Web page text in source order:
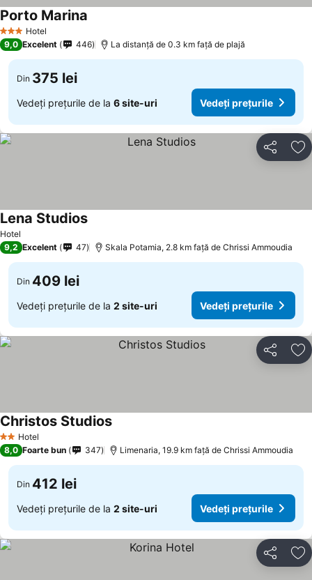
3 SteleHotel
Porto Marina
9,0 Excelent 446 La distanță de 0.3 km față de plajă
Din 375 lei
Vedeți prețurile de la 6 site-uri Vedeți prețurile
Distribuiți
Hotel
Lena Studios
9,2 Excelent 47 Skala Potamia, 2.8 km faţă de Chrissi Ammoudia
Din 409 lei
Vedeți prețurile de la 2 site-uri Vedeți prețurile
Distribuiți
2 SteleHotel
Christos Studios
8,0 Foarte bun 347 Limenaria, 19.9 km faţă de Chrissi Ammoudia
Din 412 lei
Vedeți prețurile de la 2 site-uri Vedeți prețurile
Distribuiți